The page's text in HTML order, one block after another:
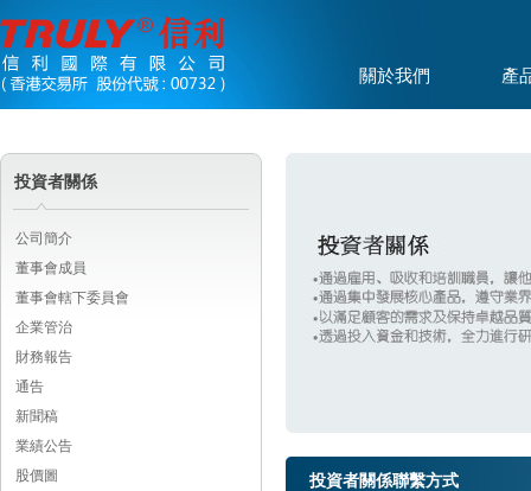
關於我們 產
投資者關係
公司簡介
董事會成員
董事會轄下委員會
企業管治
財務報告
通告
新聞稿
業績公告
股價圖
投資者關係聯繫方式